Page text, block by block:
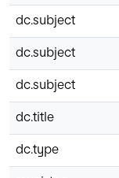
dc.subject
dc.subject
dc.subject
dc.title
dc.type